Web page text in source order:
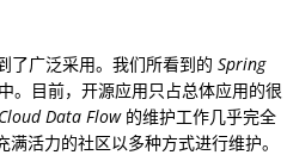
了广泛采用。我们所看到的 Spring
。目前，开源应用只占总体应用的很
Data Flow的维护工作几乎完全
活力的社区以多种方式进行维护。